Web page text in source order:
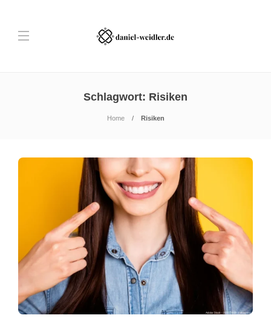
Schlagwort: Risiken
Home Risiken